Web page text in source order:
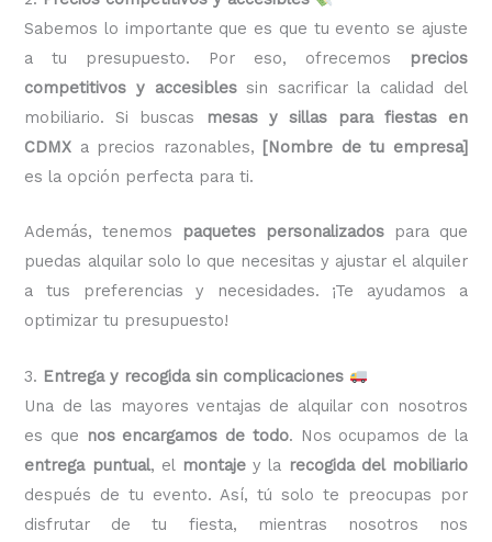
Sabemos lo importante que es que tu evento se ajuste
a tu presupuesto. Por eso, ofrecemos
precios
competitivos y accesiblessin sacrificar la calidad del
mobiliario. Si buscas
mesas y sillas para fiestas en
CDMX a precios razonables, [Nombre de tu empresa]
es la opción perfecta para ti.
Además, tenemos paquetes personalizadospara que
puedas alquilar solo lo que necesitas y ajustar el alquiler
a tus preferencias y necesidades. ¡Te ayudamos a
optimizar tu presupuesto!
3. Entrega y recogida sin complicaciones
Una de las mayores ventajas de alquilar con nosotros
es que nos encargamos de todo. Nos ocupamos de la
entrega puntual, el montajey la recogida del mobiliario
después de tu evento. Así, tú solo te preocupas por
disfrutar de tu fiesta, mientras nosotros nos